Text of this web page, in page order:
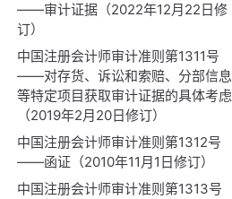
——审计证据（2022年12月22日修
订）
中国注册会计师审计准则第1311号
——对存货、诉讼和索赔、分部信息
等特定项目获取审计证据的具体考虑
（2019年2月20日修订）
中国注册会计师审计准则第1312号
——函证（2010年11月1日修订）
中国注册会计师审计准则第1313号